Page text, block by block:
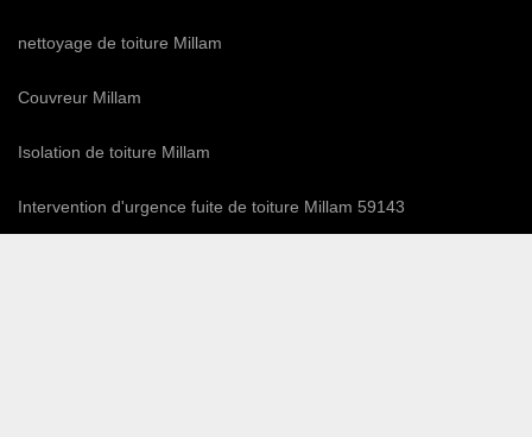
nettoyage de toiture Millam
Couvreur Millam
Isolation de toiture Millam
Intervention d'urgence fuite de toiture Millam 59143